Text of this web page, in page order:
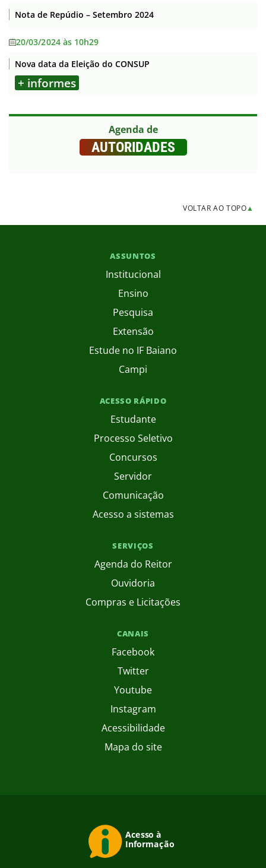
Nota de Repúdio – Setembro 2024
20/03/2024 às 10h29
Nova data da Eleição do CONSUP
+ informes
Agenda de
AUTORIDADES
VOLTAR AO TOPO▲
ASSUNTOS
Institucional
Ensino
Pesquisa
Extensão
Estude no IF Baiano
Campi
ACESSO RÁPIDO
Estudante
Processo Seletivo
Concursos
Servidor
Comunicação
Acesso a sistemas
SERVIÇOS
Agenda do Reitor
Ouvidoria
Compras e Licitações
CANAIS
Facebook
Twitter
Youtube
Instagram
Acessibilidade
Mapa do site